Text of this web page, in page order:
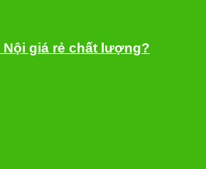
Nội giá rẻ chất lượng?